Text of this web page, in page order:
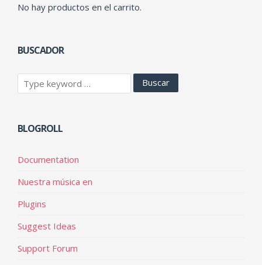
No hay productos en el carrito.
BUSCADOR
BLOGROLL
Documentation
Nuestra música en
Plugins
Suggest Ideas
Support Forum